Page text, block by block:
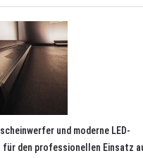
und moderne LED-
den professionellen Einsatz